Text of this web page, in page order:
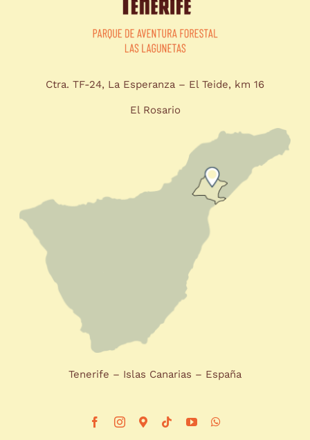
Ctra. TF-24, La Esperanza – El Teide, km 16
El Rosario
Tenerife – Islas Canarias – España